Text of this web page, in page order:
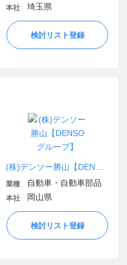
本社 埼玉県
検討リスト登録
業種 自動車・自動車部品
本社 岡山県
検討リスト登録